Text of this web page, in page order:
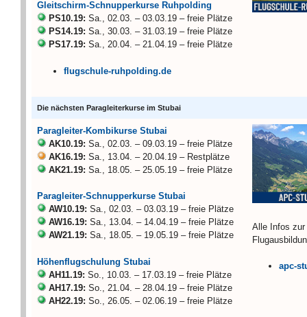
Gleitschirm-Schnupperkurse Ruhpolding
PS10.19: Sa., 02.03. – 03.03.19 – freie Plätze
PS14.19: Sa., 30.03. – 31.03.19 – freie Plätze
PS17.19: Sa., 20.04. – 21.04.19 – freie Plätze
flugschule-ruhpolding.de
Die nächsten Paragleiterkurse im Stubai
Paragleiter-Kombikurse Stubai
AK10.19: Sa., 02.03. – 09.03.19 – freie Plätze
AK16.19: Sa., 13.04. – 20.04.19 – Restplätze
AK21.19: Sa., 18.05. – 25.05.19 – freie Plätze
Paragleiter-Schnupperkurse Stubai
AW10.19: Sa., 02.03. – 03.03.19 – freie Plätze
AW16.19: Sa., 13.04. – 14.04.19 – freie Plätze
AW21.19: Sa., 18.05. – 19.05.19 – freie Plätze
Höhenflugschulung Stubai
AH11.19: So., 10.03. – 17.03.19 – freie Plätze
AH17.19: So., 21.04. – 28.04.19 – freie Plätze
AH22.19: So., 26.05. – 02.06.19 – freie Plätze
Alle Infos zur
apc-